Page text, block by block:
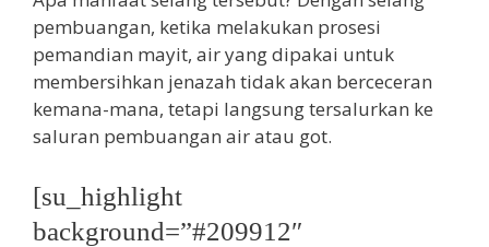
pembuangan, ketika melakukan prosesi
pemandian mayit, air yang dipakai untuk
membersihkan jenazah tidak akan berceceran
kemana-mana, tetapi langsung tersalurkan ke
saluran pembuangan air atau got.
[su_highlight
background=”#209912″